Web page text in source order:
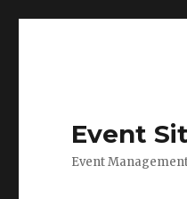
Event
Event